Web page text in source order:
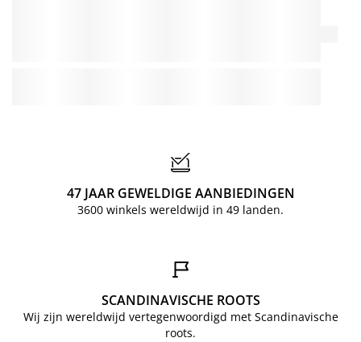
47 JAAR GEWELDIGE AANBIEDINGEN
3600 winkels wereldwijd in 49 landen.
SCANDINAVISCHE ROOTS
Wij zijn wereldwijd vertegenwoordigd met Scandinavische
roots.